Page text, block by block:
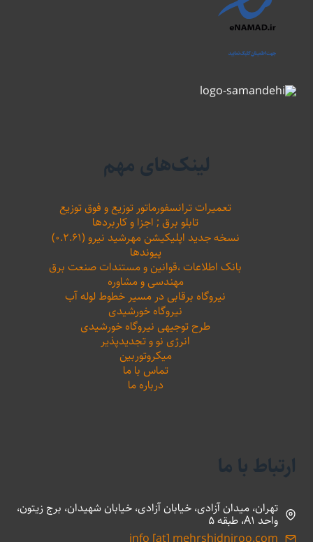
لینک‌های مهم
تعمیرات ترانسفورماتور توزیع و فوق توزیع
تابلو برق ; اجزا و کاربردها
نسخه جدید اپلیکیشن مهرشید نیرو (۰.۲.۶۱)
پیوندها
بانک اطلاعات ،‌قوانین و مستندات صنعت برق
مهندسی و مشاوره
نیروگاه برقابی در مسیر خطوط لوله آب
نیروگاه خورشیدی
طرح توجیهی نیروگاه خورشیدی
انرژی نو و تجدیدپذیر
میکروتوربین
تماس با ما
درباره ما
ارتباط با ما
تهران، میدان آزادی، خیابان آزادی، خیابان شهیدان، برج زیتون،
واحد A1، طبقه 5